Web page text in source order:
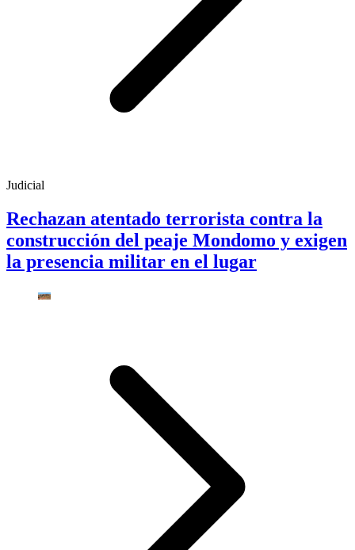
Judicial
Rechazan atentado terrorista contra la
construcción del peaje Mondomo y exigen
la presencia militar en el lugar